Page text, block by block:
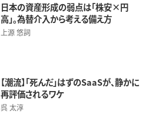
日本の資産形成の弱点は「株安×円
高」。為替介入から考える備え方
上源 悠詞
【潮流】「死んだ」はずのSaaSが、静かに
再評価されるワケ
呉 太淳